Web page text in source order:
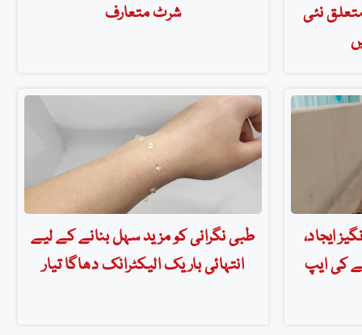
نئی
شرٹ متعارف
ایجاد،
کی ایپ
طبی نگرانی کو مزید سہل بنانے کے لیے
انتہائی باریک الیکٹرانک دھاگا تیار